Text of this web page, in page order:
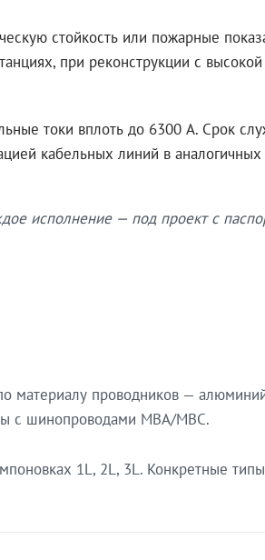
стойкость или пожарные
при реконструкции с
токи вплоть до 6300 А. Срок
кабельных линий в аналогичных
исполнение — под проект с
материалу проводников —
с шинопроводами МВА/МВС.
1L, 2L, 3L. Конкретные